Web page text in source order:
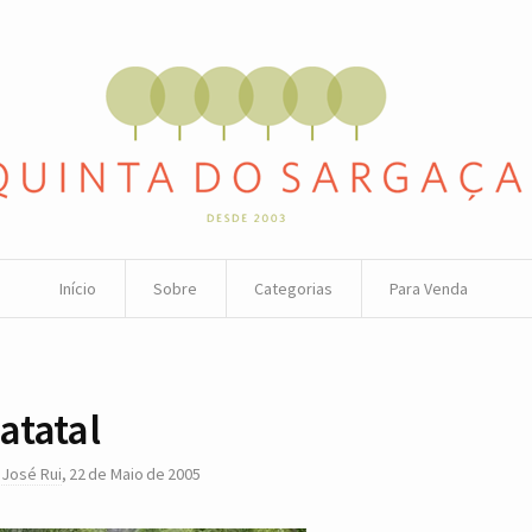
Início Sobre Categorias Para Venda
José Rui, 22 de Maio de 2005